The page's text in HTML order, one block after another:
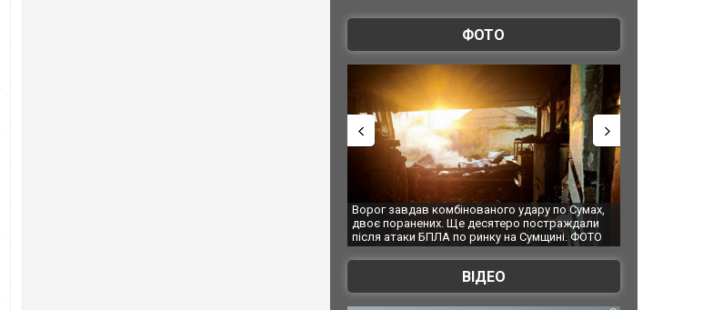
ФОТО
Ворог завдав комбінованого удару по Сумах,
двоє поранених. Ще десятеро постраждали
після атаки БПЛА по ринку на Сумщині. ФОТО
За 2000 кілометрів від кордону з Україною: в
Єкатеринбурзі після атаки дронів загорівся
склад Wildberries. ФОТО. ВІДЕО
ВІДЕО